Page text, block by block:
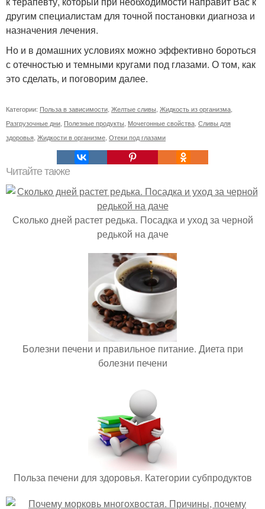
другим специалистам для точной постановки диагноза и
назначения лечения.
Но и в домашних условиях можно эффективно бороться
с отечностью и темными кругами под глазами. О том, как
это сделать, и поговорим далее.
Категории: Польза в зависимости Желтые сливы Жидкость из организма
Разгрузочные дни Полезные продукты Мочегонные свойства Сливы для
здоровья Жидкости в организме Отеки под глазами
Читайте также
Сколько дней растет редька. Посадка и уход за черной
редькой на даче
Болезни печени и правильное питание. Диета при
болезни печени
Польза печени для здоровья. Категории субпродуктов